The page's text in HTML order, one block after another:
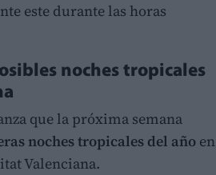
este durante las horas
noches tropicales
que la próxima semana
noches tropicales del año en
Valenciana.